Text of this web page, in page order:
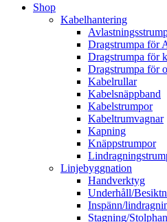
Shop
Kabelhantering
Dragstrumpa för
Dragstrumpa för
Dragstrumpa för
Kabelrullar
Kabelsnäppband
Kabelstrumpor
Kabeltrumvagnar
Kapning
Knäppstrumpor
Linjebyggnation
Handverktyg
Underhåll/
Inspänn/
Stagning/